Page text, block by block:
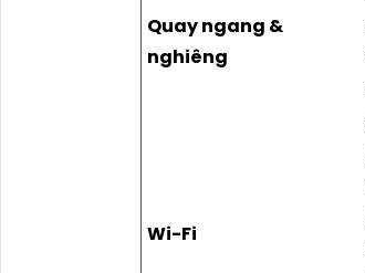
Quay ngang &
nghiêng
Wi-Fi